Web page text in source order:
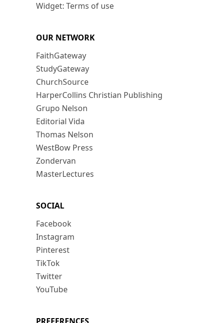
Widget: Terms of use
OUR NETWORK
FaithGateway
StudyGateway
ChurchSource
HarperCollins Christian Publishing
Grupo Nelson
Editorial Vida
Thomas Nelson
WestBow Press
Zondervan
MasterLectures
SOCIAL
Facebook
Instagram
Pinterest
TikTok
Twitter
YouTube